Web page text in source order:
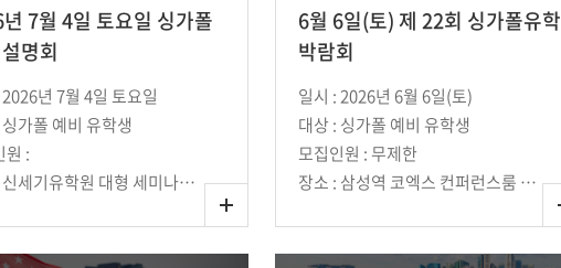
7월 4일 토요일 싱가폴
명회
년 7월 4일 토요일
가폴 예비 유학생
원 :
장소 : 신세기유학원 대형 세미나실 (강남역 10번 출구에서 단 1분 거리)
6월 6일(토) 제 22회 싱가폴유학
박람회
일시 : 2026년 6월 6일(토)
대상 : 싱가폴 예비 유학생
모집인원 : 무제한
장소 : 삼성역 코엑스 컨퍼런스룸 327호